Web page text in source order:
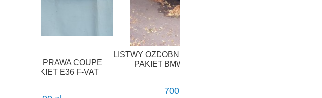
LISTWY OZDOBNE SHADOWLINE M-
PAKIET BMW E46 SEDAN